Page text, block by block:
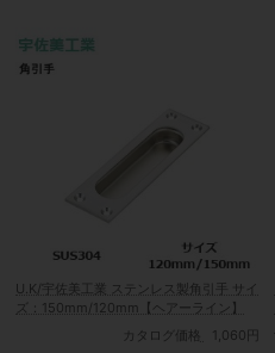
U.K/宇佐美工業 ステンレス製角引手 サイ
ズ：150mm/120mm【ヘアーライン】
カタログ価格
1,060円